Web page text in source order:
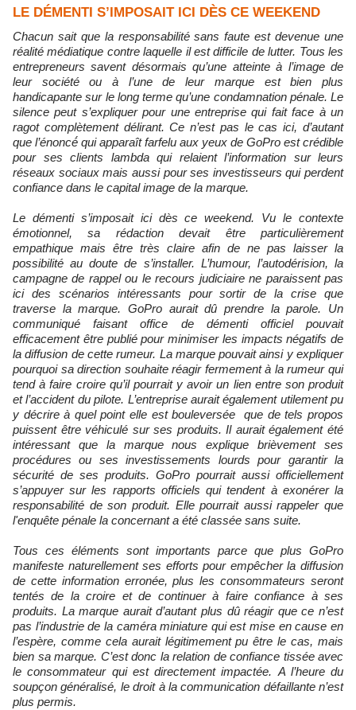
LE DÉMENTI S’IMPOSAIT ICI DÈS CE WEEKEND
Chacun sait que la responsabilité sans faute est devenue une
réalité médiatique contre laquelle il est difficile de lutter. Tous les
entrepreneurs savent désormais qu’une atteinte à l’image de
leur société ou à l’une de leur marque est bien plus
handicapante sur le long terme qu’une condamnation pénale. Le
silence peut s’expliquer pour une entreprise qui fait face à un
ragot complètement délirant. Ce n’est pas le cas ici, d’autant
que l’énoncé́ qui apparaît farfelu aux yeux de GoPro est crédible
pour ses clients lambda qui relaient l’information sur leurs
réseaux sociaux mais aussi pour ses investisseurs qui perdent
confiance dans le capital image de la marque.
Le démenti s’imposait ici dès ce weekend. Vu le contexte
émotionnel, sa rédaction devait être particulièrement
empathique mais être très claire afin de ne pas laisser la
possibilité au doute de s’installer. L’humour, l’autodérision, la
campagne de rappel ou le recours judiciaire ne paraissent pas
ici des scénarios intéressants pour sortir de la crise que
traverse la marque. GoPro aurait dû prendre la parole. Un
communiqué faisant office de démenti officiel pouvait
efficacement être publié pour minimiser les impacts négatifs de
la diffusion de cette rumeur. La marque pouvait ainsi y expliquer
pourquoi sa direction souhaite réagir fermement à la rumeur qui
tend à faire croire qu’il pourrait y avoir un lien entre son produit
et l’accident du pilote. L’entreprise aurait également utilement pu
y décrire à quel point elle est bouleversée que de tels propos
puissent être véhiculé sur ses produits. Il aurait également été
intéressant que la marque nous explique brièvement ses
procédures ou ses investissements lourds pour garantir la
sécurité de ses produits. GoPro pourrait aussi officiellement
s’appuyer sur les rapports officiels qui tendent à exonérer la
responsabilité de son produit. Elle pourrait aussi rappeler que
l'enquête pénale la concernant a été classée sans suite.
Tous ces éléments sont importants parce que plus GoPro
manifeste naturellement ses efforts pour empêcher la diffusion
de cette information erronée, plus les consommateurs seront
tentés de la croire et de continuer à faire confiance à ses
produits. La marque aurait d’autant plus dû réagir que ce n’est
pas l’industrie de la caméra miniature qui est mise en cause en
l’espère, comme cela aurait légitimement pu être le cas, mais
bien sa marque. C’est donc la relation de confiance tissée avec
le consommateur qui est directement impactée. A l’heure du
soupçon généralisé, le droit à la communication défaillante n’est
plus permis.